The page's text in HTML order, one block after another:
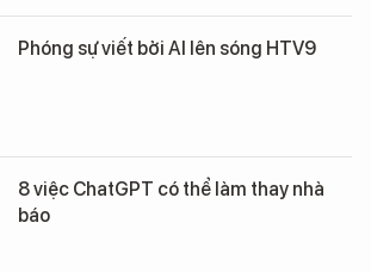
Phóng sự viết bởi AI lên sóng HTV9
8 việc ChatGPT có thể làm thay nhà
báo